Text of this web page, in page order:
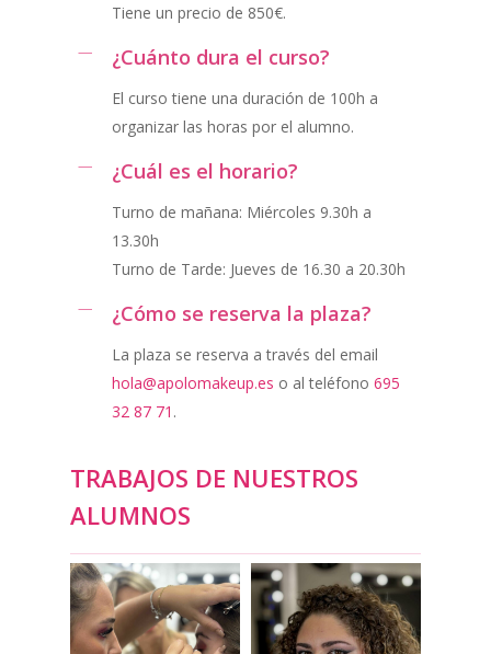
Tiene un precio de 850€.
¿Cuánto dura el curso?
El curso tiene una duración de 100h a
organizar las horas por el alumno.
¿Cuál es el horario?
Turno de mañana: Miércoles 9.30h a
13.30h
Turno de Tarde: Jueves de 16.30 a 20.30h
¿Cómo se reserva la plaza?
La plaza se reserva a través del email
hola@apolomakeup.es o al teléfono695
32 87 71 .
TRABAJOS DE NUESTROS
ALUMNOS